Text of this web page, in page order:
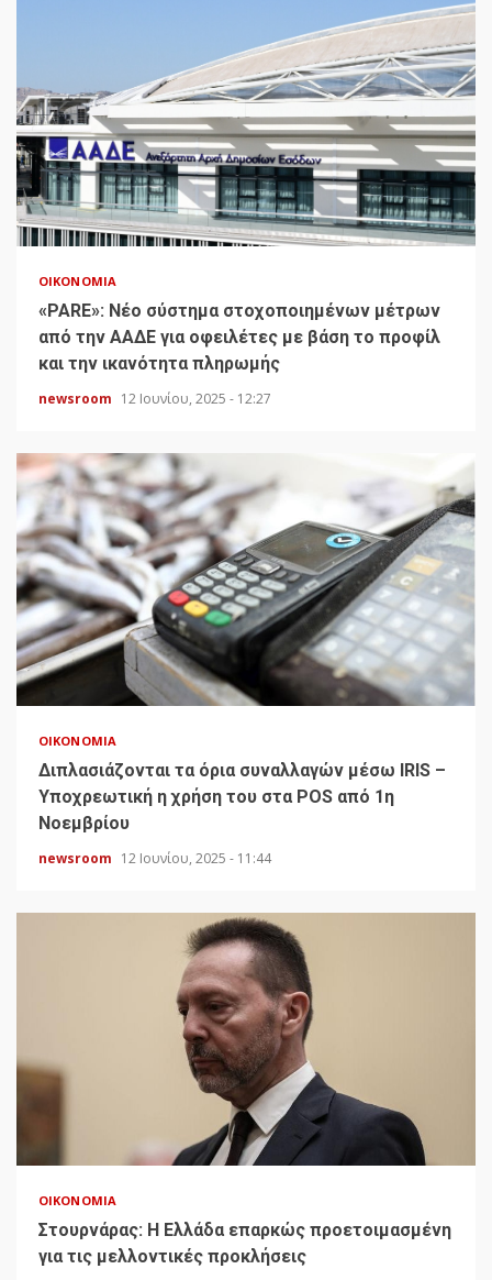
ΟΙΚΟΝΟΜΊΑ
«PARE»: Νέο σύστημα στοχοποιημένων μέτρων
από την ΑΑΔΕ για οφειλέτες με βάση το προφίλ
και την ικανότητα πληρωμής
newsroom 12 Ιουνίου, 2025 - 12:27
ΟΙΚΟΝΟΜΊΑ
Διπλασιάζονται τα όρια συναλλαγών μέσω IRIS –
Υποχρεωτική η χρήση του στα POS από 1η
Νοεμβρίου
newsroom 12 Ιουνίου, 2025 - 11:44
ΟΙΚΟΝΟΜΊΑ
Στουρνάρας: Η Ελλάδα επαρκώς προετοιμασμένη
για τις μελλοντικές προκλήσεις